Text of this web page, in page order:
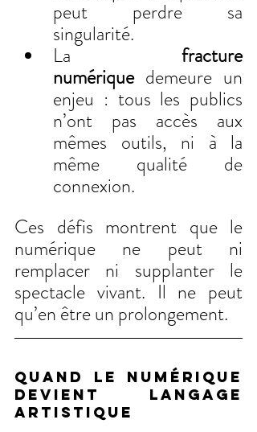
peut perdre sa
singularité.
La fracture
numérique demeure un
enjeu : tous les publics
n’ont pas accès aux
mêmes outils, ni à la
même qualité de
connexion.
Ces défis montrent que le
numérique ne peut ni
remplacer ni supplanter le
spectacle vivant. Il ne peut
qu’en être un prolongement.
QUAND LE NUMÉRIQUE
DEVIENT LANGAGE
ARTISTIQUE